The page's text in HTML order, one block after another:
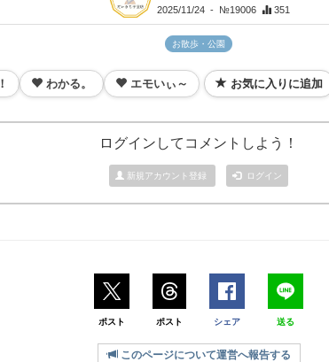
2025/11/24 - №19006 351
お散歩・公園
わかる。 エモいぃ～ お気に入りに追加
ログインしてコメントしよう！
新規アカウント登録 ログイン
ポスト ポスト シェア 送る
このページについて運営へ報告する